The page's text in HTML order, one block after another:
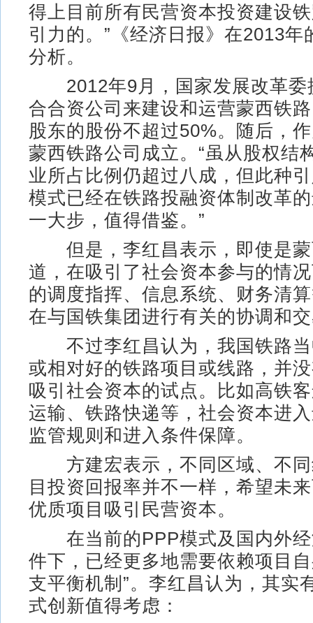
得上目前所有民营资本投资建设
引力的。”《经济日报》在2013年
分析。
2012年9月，国家发展改革委
合合资公司来建设和运营蒙西铁
股东的股份不超过50%。随后，
蒙西铁路公司成立。“虽从股权结
业所占比例仍超过八成，但此种
模式已经在铁路投融资体制改革
一大步，值得借鉴。”
但是，李红昌表示，即使是蒙
道，在吸引了社会资本参与的情
的调度指挥、信息系统、财务清
在与国铁集团进行有关的协调和
不过李红昌认为，我国铁路当
或相对好的铁路项目或线路，并
吸引社会资本的试点。比如高铁
运输、铁路快递等，社会资本进
监管规则和进入条件保障。
方建宏表示，不同区域、不同
目投资回报率并不一样，希望未
优质项目吸引民营资本。
在当前的PPP模式及国内外经
件下，已经更多地需要依赖项目
支平衡机制”。李红昌认为，其实
式创新值得考虑：